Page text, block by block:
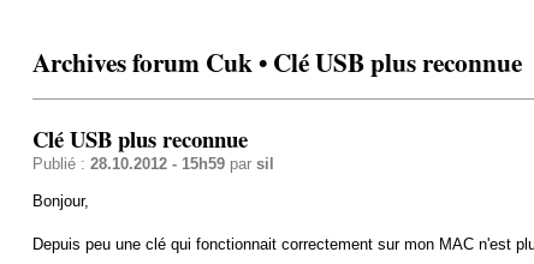
Archives forum Cuk • Clé USB plus reconnue
Clé USB plus reconnue
Publié : 28.10.2012 - 15h59par sil
Bonjour,
Depuis peu une clé qui fonctionnait correctement sur mon MAC n'est